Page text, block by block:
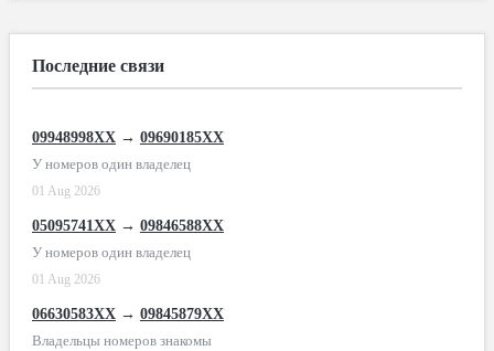
Последние связи
09948998XX → 09690185XX
У номеров один владелец
01 Aug 2026
05095741XX → 09846588XX
У номеров один владелец
01 Aug 2026
06630583XX → 09845879XX
Владельцы номеров знакомы